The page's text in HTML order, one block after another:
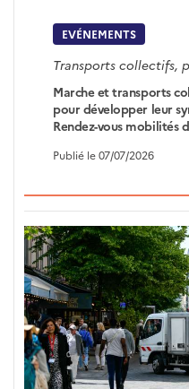
EVÉNEMENTS
Transports collectifs,
Marche et transports
pour développer leur
Rendez-vous mobilités
Publié le 07/07/2026